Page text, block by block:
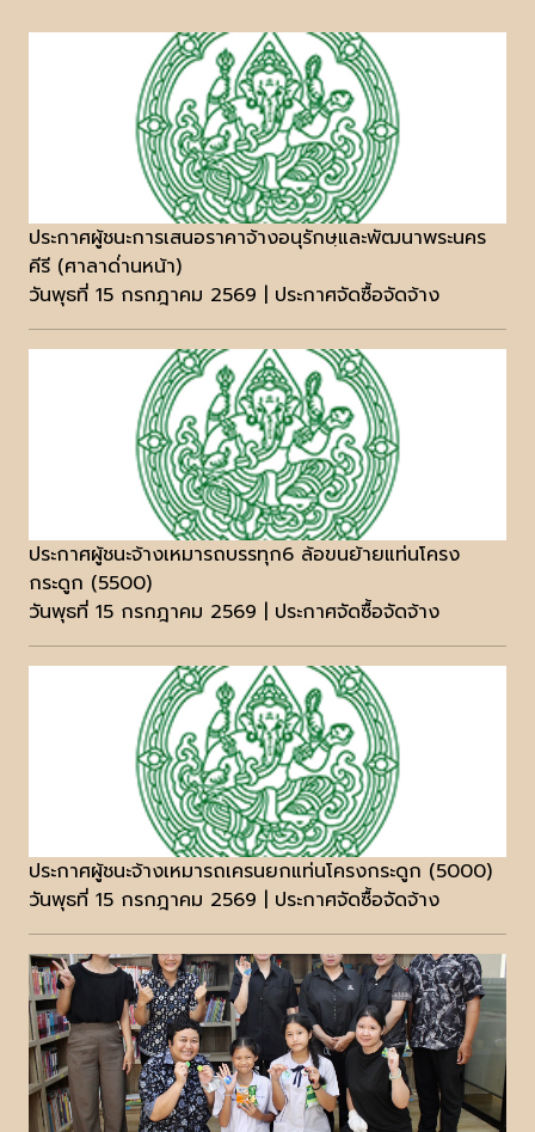
ประกาศผู้ชนะการเสนอราคาจ้างอนุรักษฺและพัฒนาพระนคร
คีรี (ศาลาด่่านหน้า)
วันพุธที่ 15 กรกฎาคม 2569 | ประกาศจัดซื้อจัดจ้าง
ประกาศผู้ชนะจ้างเหมารถบรรทุก6 ล้อขนย้ายแท่นโครง
กระดูก (5500)
วันพุธที่ 15 กรกฎาคม 2569 | ประกาศจัดซื้อจัดจ้าง
ประกาศผู้ชนะจ้างเหมารถเครนยกแท่นโครงกระดูก (5000)
วันพุธที่ 15 กรกฎาคม 2569 | ประกาศจัดซื้อจัดจ้าง